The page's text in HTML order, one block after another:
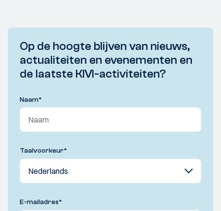
Op de hoogte blijven van nieuws,
actualiteiten en evenementen en
de laatste KIVI-activiteiten?
Naam*
Taalvoorkeur*
E-mailadres*